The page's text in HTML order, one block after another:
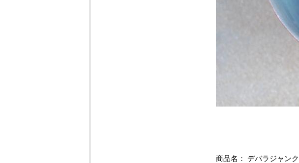
商品名： デバラジャン